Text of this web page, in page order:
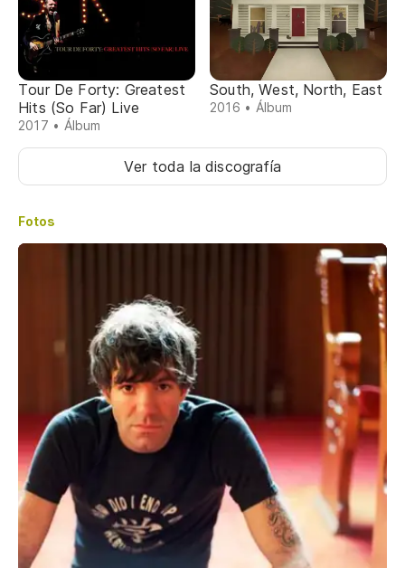
Tour De Forty: Greatest
Hits (So Far) Live
2017 • Álbum
South, West, North, East
2016 • Álbum
Ver toda la discografía
Fotos